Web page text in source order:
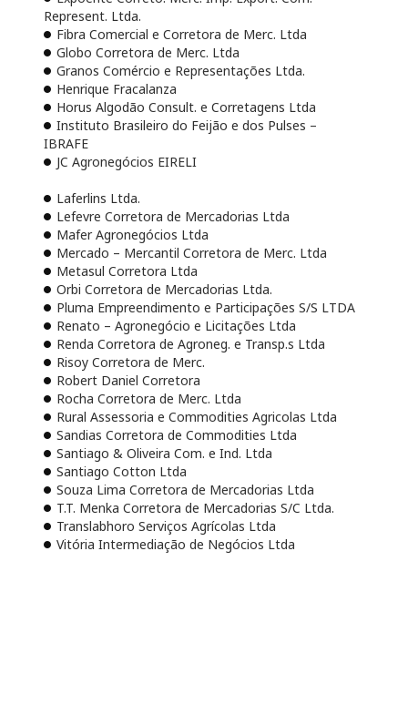
Represent. Ltda.
Fibra Comercial e Corretora de Merc. Ltda
Globo Corretora de Merc. Ltda
Granos Comércio e Representações Ltda.
Henrique Fracalanza
Horus Algodão Consult. e Corretagens Ltda
Instituto Brasileiro do Feijão e dos Pulses –
IBRAFE
JC Agronegócios EIRELI
Laferlins Ltda.
Lefevre Corretora de Mercadorias Ltda
Mafer Agronegócios Ltda
Mercado – Mercantil Corretora de Merc. Ltda
Metasul Corretora Ltda
Orbi Corretora de Mercadorias Ltda.
Pluma Empreendimento e Participações S/S LTDA
Renato – Agronegócio e Licitações Ltda
Renda Corretora de Agroneg. e Transp.s Ltda
Risoy Corretora de Merc.
Robert Daniel Corretora
Rocha Corretora de Merc. Ltda
Rural Assessoria e Commodities Agricolas Ltda
Sandias Corretora de Commodities Ltda
Santiago & Oliveira Com. e Ind. Ltda
Santiago Cotton Ltda
Souza Lima Corretora de Mercadorias Ltda
T.T. Menka Corretora de Mercadorias S/C Ltda.
Translabhoro Serviços Agrícolas Ltda
Vitória Intermediação de Negócios Ltda